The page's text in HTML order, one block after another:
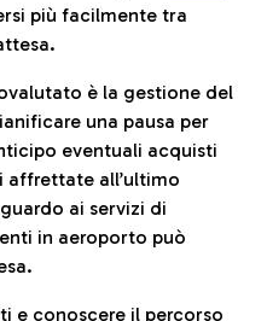
più facilmente tra
è la gestione del
una pausa per
eventuali acquisti
affrettate all’ultimo
ai servizi di
in aeroporto può
e conoscere il percorso